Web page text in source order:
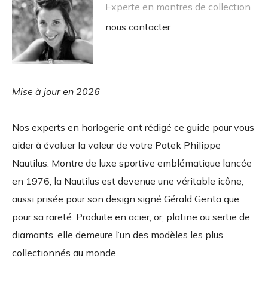
Experte en montres de collection
nous contacter
Mise à jour en 2026
Nos experts en horlogerie ont rédigé ce guide pour vous
aider à évaluer la valeur de votre Patek Philippe
Nautilus. Montre de luxe sportive emblématique lancée
en 1976, la Nautilus est devenue une véritable icône,
aussi prisée pour son design signé Gérald Genta que
pour sa rareté. Produite en acier, or, platine ou sertie de
diamants, elle demeure l’un des modèles les plus
collectionnés au monde.